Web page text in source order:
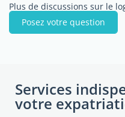
Plus de discussions sur le
Posez votre question
Services
votre